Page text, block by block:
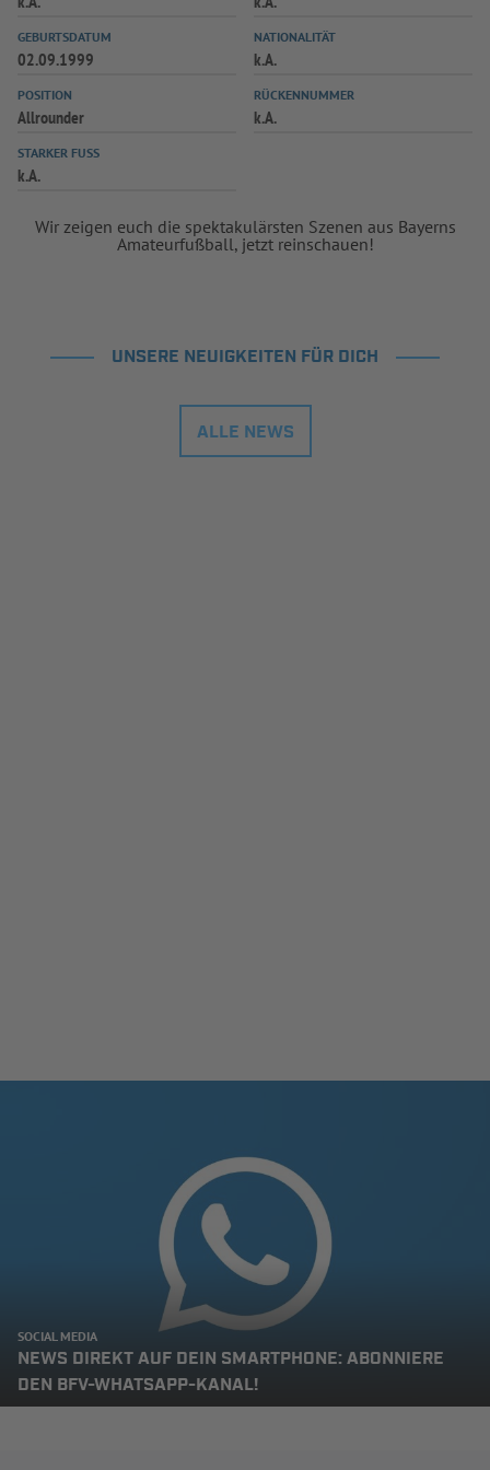
SPIELPLUS
GEBURTSDATUM
02.09.1999
NATIONALITÄT
k.A.
POSITION
Allrounder
RÜCKENNUMMER
k.A.
STARKER FUSS
k.A.
Wir zeigen euch die spektakulärsten Szenen aus Bayerns
Amateurfußball, jetzt reinschauen!
UNSERE NEUIGKEITEN FÜR DICH
ALLE NEWS
SOCIAL MEDIA
NEWS DIREKT AUF DEIN SMARTPHONE: ABONNIERE
DEN BFV-WHATSAPP-KANAL!